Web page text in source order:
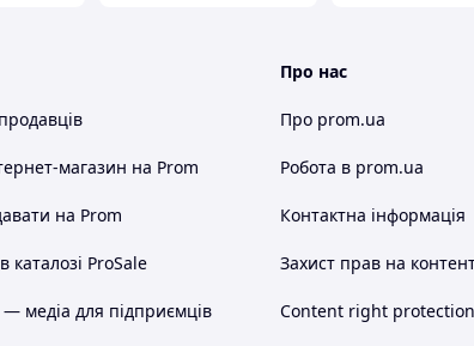
від патUKRків і фундаменту. Розміри фланців
ГОСТ 12815-80(1996) .
9906;1999 для води з температурою 20°С.
двигуна внутрішнього згорання.
входу:
магазин на Prom
на Prom
каталозі ProSale
медіа для підприємців
Про нас
Про prom.ua
Робота в prom.ua
Контактна інформація
Захист прав на
Content right protection